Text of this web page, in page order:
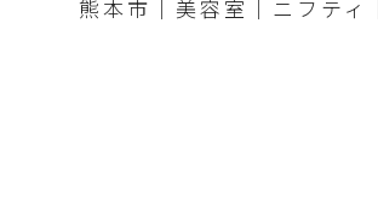
熊本市｜美容室｜ニフティ